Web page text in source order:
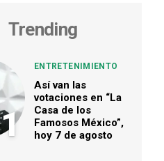
Trending
1
ENTRETENIMIENTO
Así van las
votaciones en “La
Casa de los
Famosos México”,
hoy 7 de agosto